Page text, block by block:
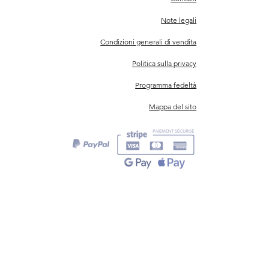
Note legali
Condizioni generali di vendita
Politica sulla privacy
Programma fedeltà
Mappa del sito